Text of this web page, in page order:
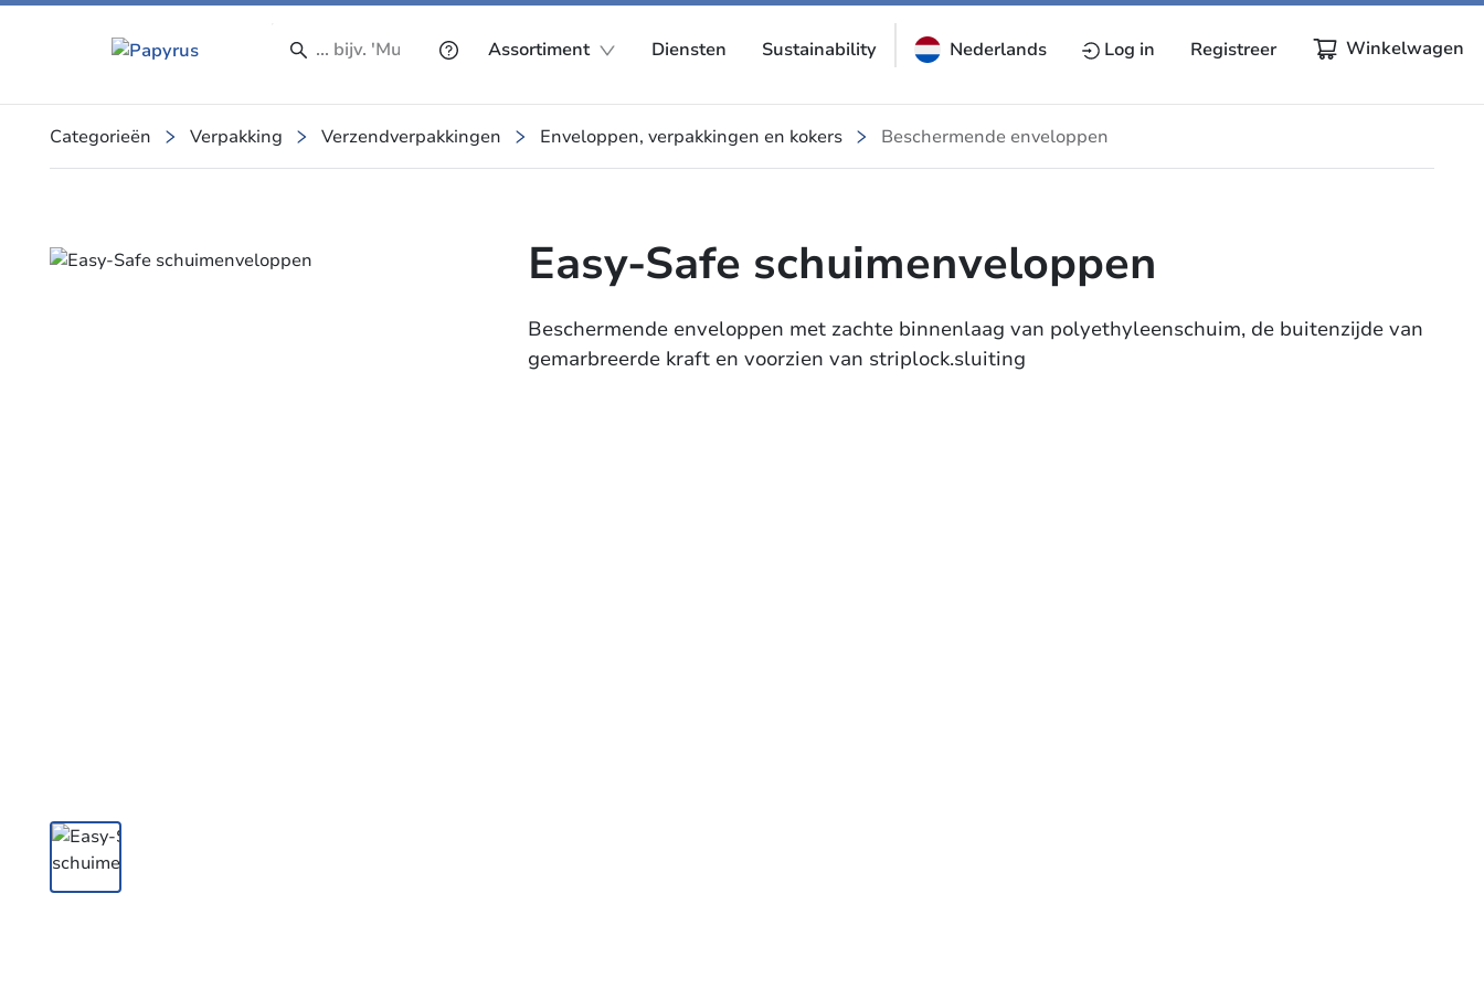
Assortiment Diensten Sustainability Nederlands Log in Registreer Winkelwagen
Categorieën Verpakking Verzendverpakkingen Enveloppen, verpakkingen en kokers Beschermende enveloppen
Slide 1 of 1 Easy-Safe schuimenveloppen
Beschermende enveloppen met zachte binnenlaag van polyethyleenschuim, de buitenzijde van
gemarbreerde kraft en voorzien van striplock.sluiting